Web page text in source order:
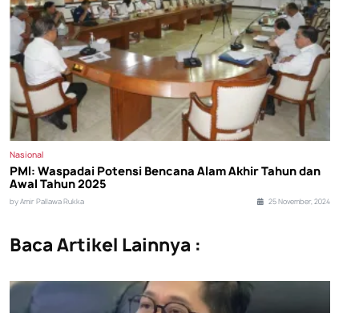
Nasional
PMI: Waspadai Potensi Bencana Alam Akhir Tahun dan
Awal Tahun 2025
by Amir Pallawa Rukka 25 November, 2024
Baca Artikel Lainnya :